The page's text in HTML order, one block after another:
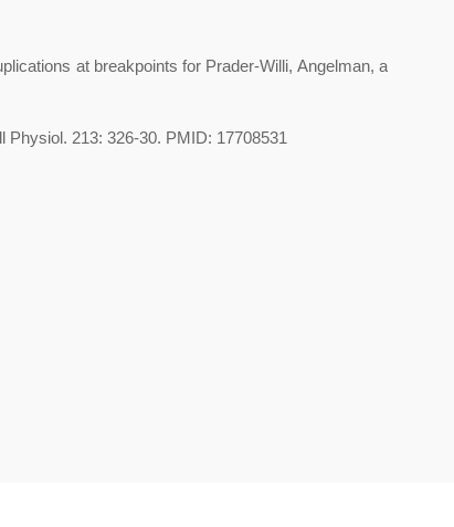
at breakpoints for Prader-Willi, Angelman, a
213: 326-30. PMID: 17708531